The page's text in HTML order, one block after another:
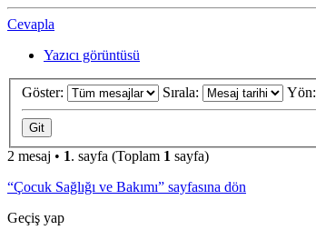
Cevapla
Yazıcı görüntüsü
Göster: Sırala: Yön:
2 mesaj • 1. sayfa (Toplam 1 sayfa)
“Çocuk Sağlığı ve Bakımı” sayfasına dön
Geçiş yap